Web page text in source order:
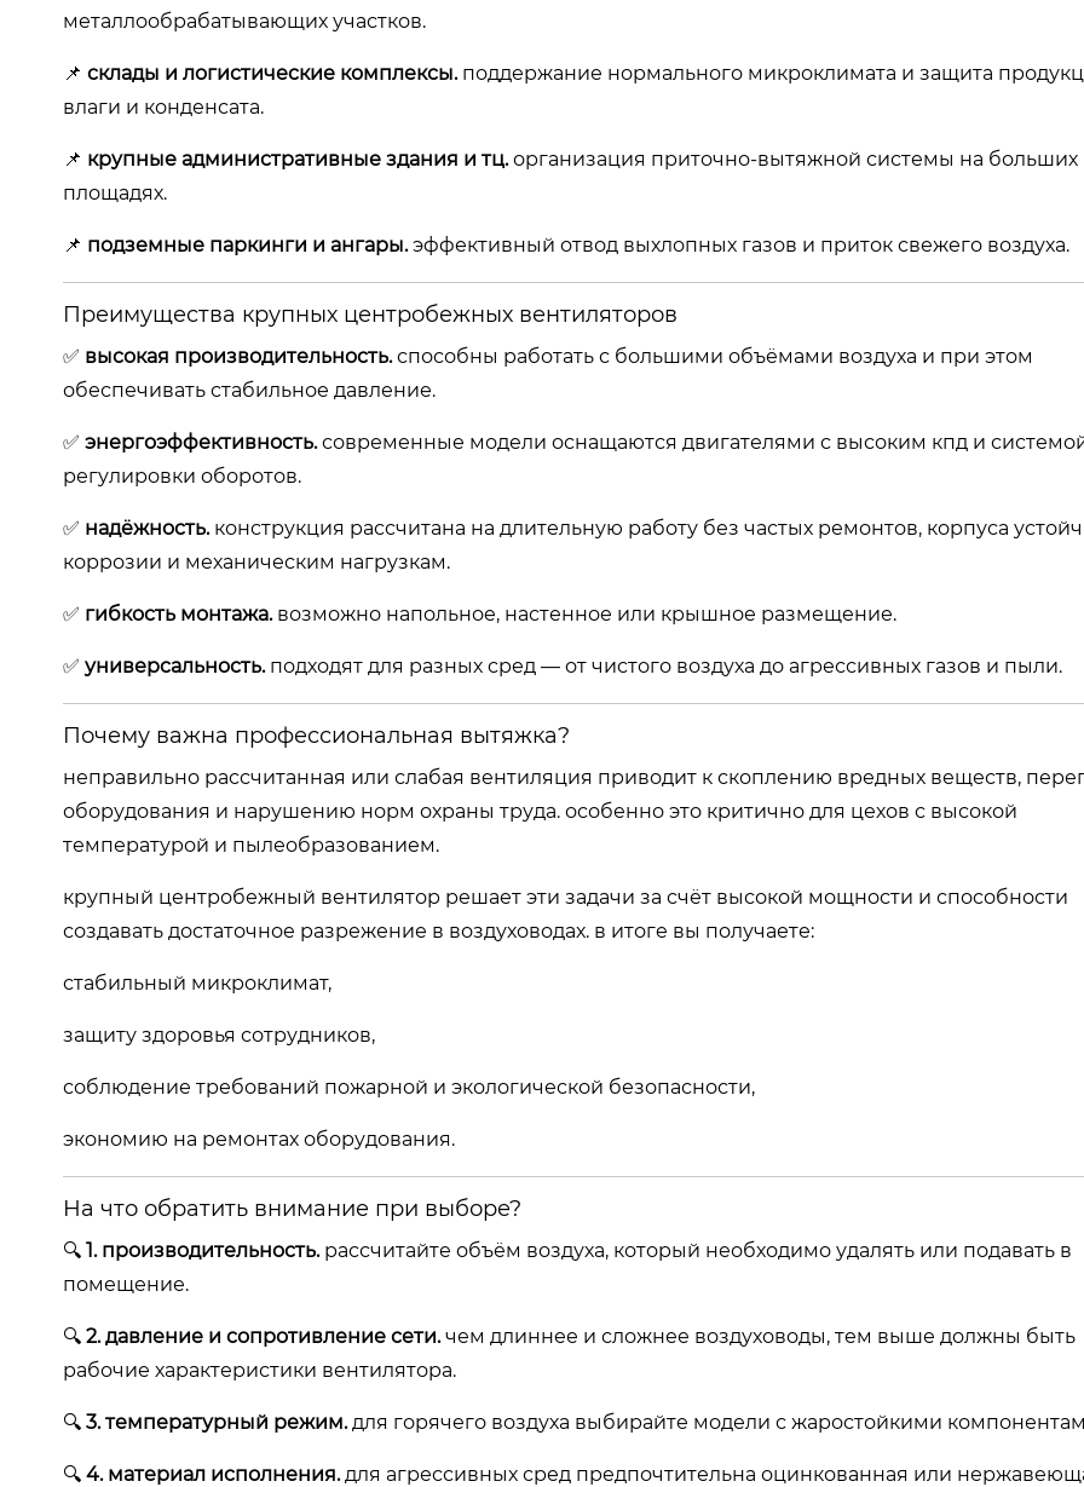
металлообрабатывающих участков.
📌 склады и логистические комплексы.поддержание нормального микроклимата и защита
влаги и конденсата.
📌 крупные административные здания и тц.организация приточно-вытяжной системы на больших
площадях.
📌 подземные паркинги и ангары.эффективный отвод выхлопных газов и приток свежего воздуха.
Преимущества крупных центробежных вентиляторов
✅ высокая производительность.способны работать с большими объёмами воздуха и при этом
обеспечивать стабильное давление.
✅ энергоэффективность.современные модели оснащаются двигателями с высоким кпд и
регулировки оборотов.
✅ надёжность.конструкция рассчитана на длительную работу без частых ремонтов, корпуса
коррозии и механическим нагрузкам.
✅ гибкость монтажа.возможно напольное, настенное или крышное размещение.
✅ универсальность.подходят для разных сред — от чистого воздуха до агрессивных газов и пыли.
Почему важна профессиональная вытяжка?
неправильно рассчитанная или слабая вентиляция приводит к скоплению вредных веществ,
оборудования и нарушению норм охраны труда. особенно это критично для цехов с высокой
температурой и пылеобразованием.
крупный центробежный вентилятор решает эти задачи за счёт высокой мощности и способности
создавать достаточное разрежение в воздуховодах. в итоге вы получаете:
стабильный микроклимат,
защиту здоровья сотрудников,
соблюдение требований пожарной и экологической безопасности,
экономию на ремонтах оборудования.
На что обратить внимание при выборе?
🔍 1. производительность.рассчитайте объём воздуха, который необходимо удалять или подавать в
помещение.
🔍 2. давление и сопротивление сети.чем длиннее и сложнее воздуховоды, тем выше должны быть
рабочие характеристики вентилятора.
🔍 3. температурный режим.для горячего воздуха выбирайте модели с жаростойкими
🔍 4. материал исполнения.для агрессивных сред предпочтительна оцинкованная или